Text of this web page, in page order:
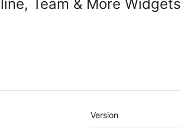
Team & More Widgets
Méta
Version